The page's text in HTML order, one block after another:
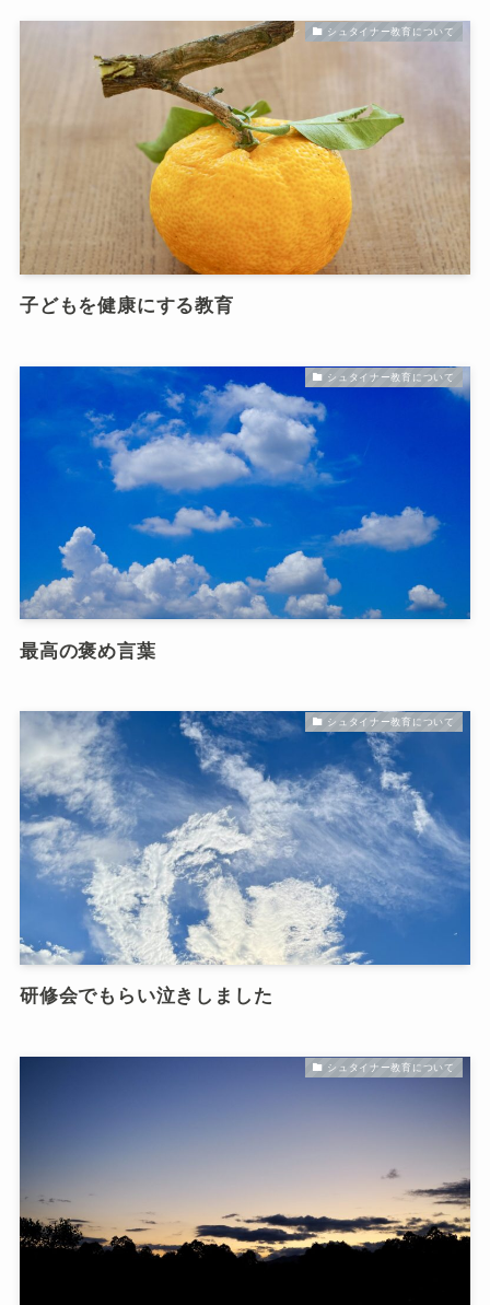
シュタイナー教育について
子どもを健康にする教育
シュタイナー教育について
最高の褒め言葉
シュタイナー教育について
研修会でもらい泣きしました
シュタイナー教育について